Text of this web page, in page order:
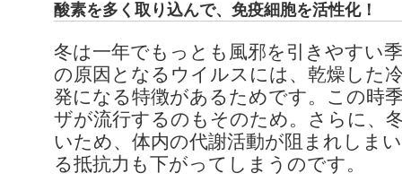
酸素を多く取り込んで、免疫細胞を活性化！
冬は一年でもっとも風邪を引きやすい
の原因となるウイルスには、乾燥した
発になる特徴があるためです。この時
ザが流行するのもそのため。さらに、
いため、体内の代謝活動が阻まれしま
る抵抗力も下がってしまうのです。